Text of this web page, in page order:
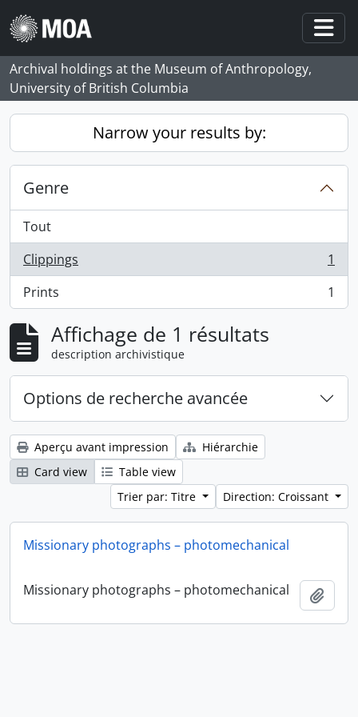
Skip to main content
Archival holdings at the Museum of Anthropology,
University of British Columbia
Narrow your results by:
Genre
Tout
Clippings
, 1 résultats
1
Prints
, 1 résultats 1
Affichage de 1 résultats
description archivistique
Options de recherche avancée
Aperçu avant impression
Hiérarchie
Card view
Table view
Trier par: Titre
Direction: Croissant
Missionary photographs – photomechanical
Missionary photographs – photomechanical